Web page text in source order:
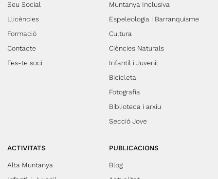
Seu Social
Llicències
Formació
Contacte
Fes-te soci
Muntanya Inclusiva
Espeleologia i Barranquisme
Cultura
Ciències Naturals
Infantil i Juvenil
Bicicleta
Fotografia
Biblioteca i arxiu
Secció Jove
ACTIVITATS
Alta Muntanya
PUBLICACIONS
Blog